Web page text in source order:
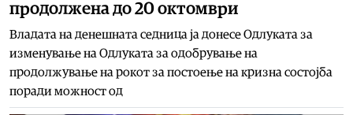
продолжена до 20 октомври
Владата на денешната седница ја донесе Одлуката за
изменување на Одлуката за одобрување на
продолжување на рокот за постоење на кризна состојба
поради можност од